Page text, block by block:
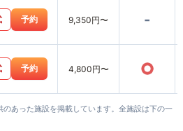
予約 9,350円〜 -
予約 4,800円〜 ○
あった施設を掲載しています。全施設は下の一